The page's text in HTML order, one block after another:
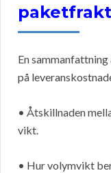
En
på
• Åtskillnaden
vikt.
• Hur volymvikt